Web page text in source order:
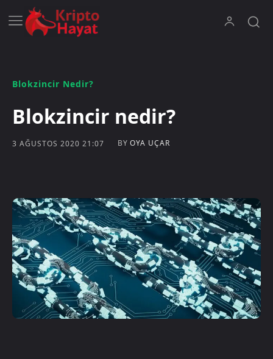
Blokzincir Nedir?
Blokzincir nedir?
3 AĞUSTOS 2020 21:07 BY OYA UÇAR